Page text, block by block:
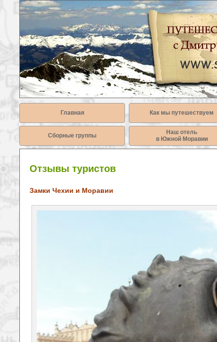
Главная Как мы путешествуем
Сборные группы
Наш отель
в Южной Моравии
Отзывы туристов
Замки Чехии и Моравии